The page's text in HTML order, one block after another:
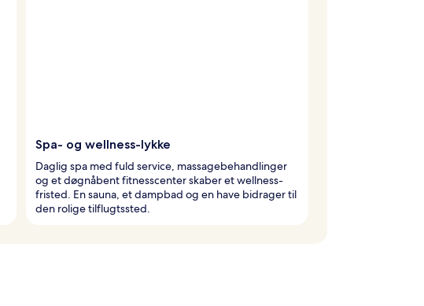
Spa- og wellness-lykke
Daglig spa med fuld service, massagebehandlinger
og et døgnåbent fitnesscenter skaber et wellness-
fristed. En sauna, et dampbad og en have bidrager til
den rolige tilflugtssted.